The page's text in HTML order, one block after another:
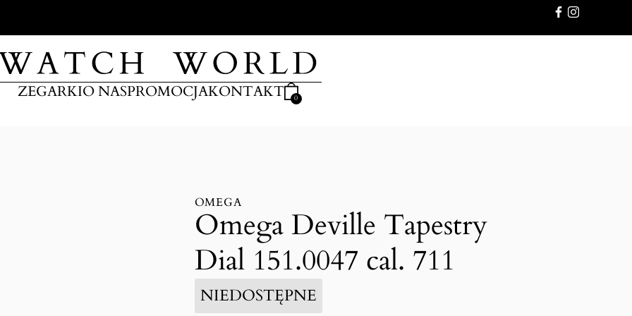
ZEGARKIO NASPROMOCJAKONTAKT 0
OMEGA
Omega Deville Tapestry
Dial 151.0047 cal. 711
NIEDOSTĘPNE